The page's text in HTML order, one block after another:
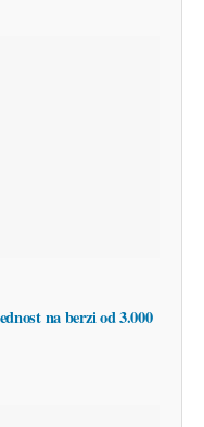
na berzi od 3.000